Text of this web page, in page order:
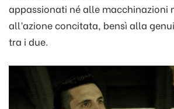
appassionati né alle macchinazioni
all’azione concitata, bensì alla
tra i due.